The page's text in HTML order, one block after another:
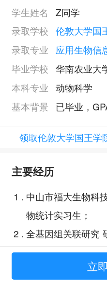
学生姓名
Z同学
录取学校 伦敦大学国
录取专业
应用生物信
毕业学校 华南农业大
本科专业 动物科学
基本背景
已毕业，
领取伦敦大学国王学
主要经历
1 . 中山市福大生物科
物统计实习生；
2 . 全基因组关联研究
3.芪翁黄柏散对断奶
紧密连接蛋白的影
立